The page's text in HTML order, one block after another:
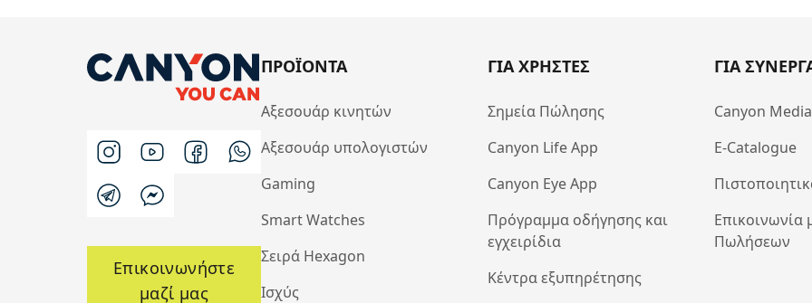
Επικοινωνήστε
μαζί μας
ΠΡΟΪΟΝΤΑ
Αξεσουάρ κινητών
Αξεσουάρ υπολογιστών
Gaming
Smart Watches
Σειρά Hexagon
Ισχύς
ΓΙΑ ΧΡΗΣΤΕΣ
Σημεία Πώλησης
Canyon Life App
Canyon Eye App
Πρόγραμμα οδήγησης και
εγχειρίδια
Κέντρα εξυπηρέτησης
ΓΙΑ
Canyon
E-Catalogue
Πωλήσεων